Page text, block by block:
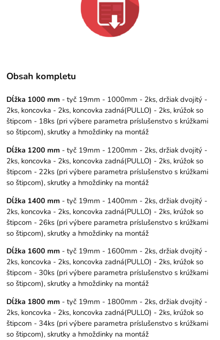
Obsah kompletu
Dĺžka 1000 mm - tyč 19mm - 1000mm - 2ks, držiak dvojitý -
2ks, koncovka - 2ks, koncovka zadná(PULLO) - 2ks, krúžok so
štipcom - 18ks (pri výbere parametra príslušenstvo s krúžkami
so štipcom), skrutky a hmoždinky na montáž
Dĺžka 1200 mm - tyč 19mm - 1200mm - 2ks, držiak dvojitý -
2ks, koncovka - 2ks, koncovka zadná(PULLO) - 2ks, krúžok so
štipcom - 22ks (pri výbere parametra príslušenstvo s krúžkami
so štipcom), skrutky a hmoždinky na montáž
Dĺžka 1400 mm - tyč 19mm - 1400mm - 2ks, držiak dvojitý -
2ks, koncovka - 2ks, koncovka zadná(PULLO) - 2ks, krúžok so
štipcom - 26ks (pri výbere parametra príslušenstvo s krúžkami
so štipcom), skrutky a hmoždinky na montáž
Dĺžka 1600 mm - tyč 19mm - 1600mm - 2ks, držiak dvojitý -
2ks, koncovka - 2ks, koncovka zadná(PULLO) - 2ks, krúžok so
štipcom - 30ks (pri výbere parametra príslušenstvo s krúžkami
so štipcom), skrutky a hmoždinky na montáž
Dĺžka 1800 mm - tyč 19mm - 1800mm - 2ks, držiak dvojitý -
2ks, koncovka - 2ks, koncovka zadná(PULLO) - 2ks, krúžok so
štipcom - 34ks (pri výbere parametra príslušenstvo s krúžkami
so štipcom), skrutky a hmoždinky na montáž